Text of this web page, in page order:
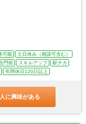
可能
土日休み（相談可含む）
門前 スキルアップ
駅チカ
年間休日120日以上
に興味がある